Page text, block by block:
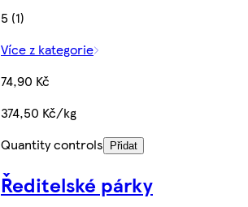
5 (1)
Více z kategorie
74,90 Kč
374,50 Kč/kg
Quantity controls
Přidat
Ředitelské párky